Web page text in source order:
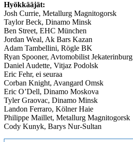
Hyökkääjät:
Josh Currie, Metallurg Magnitogorsk
Taylor Beck, Dinamo Minsk
Ben Street, EHC München
Jordan Weal, Ak Bars Kazan
Adam Tambellini, Rögle BK
Ryan Spooner, Avtomobilist Jekaterinburg
Daniel Audette, Vitjaz Podolsk
Eric Fehr, ei seuraa
Corban Knight, Avangard Omsk
Eric O’Dell, Dinamo Moskova
Tyler Graovac, Dinamo Minsk
Landon Ferraro, Kölner Haie
Philippe Maillet, Metallurg Magnitogorsk
Cody Kunyk, Barys Nur-Sultan